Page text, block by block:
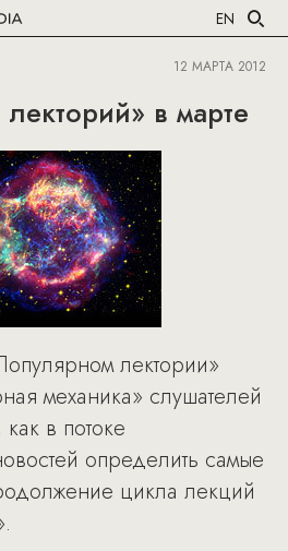
EN
12 МАРТА 2012
в марте
лектории»
механика» слушателей
в потоке
определить самые
цикла лекций